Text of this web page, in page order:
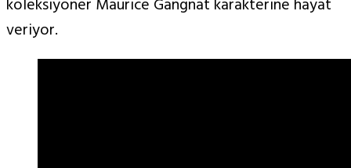
koleksiyoner Maurice Gangnat karakterine hayat
veriyor.